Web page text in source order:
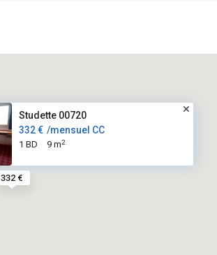
332 €
Studette 00720
332 € /mensuel CC
1 BD 9 m2